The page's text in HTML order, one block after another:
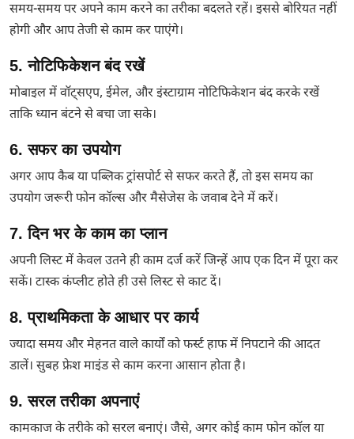
समय-समय पर अपने काम करने का तरीका बदलते रहें। इससे बोरियत नहीं
होगी और आप तेजी से काम कर पाएंगे।
5. नोटिफिकेशन बंद रखें
मोबाइल में वॉट्सएप, ईमेल, और इंस्टाग्राम नोटिफिकेशन बंद करके रखें
ताकि ध्यान बंटने से बचा जा सके।
6. सफर का उपयोग
अगर आप कैब या पब्लिक ट्रांसपोर्ट से सफर करते हैं, तो इस समय का
उपयोग जरूरी फोन कॉल्स और मैसेजेस के जवाब देने में करें।
7. दिन भर के काम का प्लान
अपनी लिस्ट में केवल उतने ही काम दर्ज करें जिन्हें आप एक दिन में पूरा कर
सकें। टास्क कंप्लीट होते ही उसे लिस्ट से काट दें।
8. प्राथमिकता के आधार पर कार्य
ज्यादा समय और मेहनत वाले कार्यों को फर्स्ट हाफ में निपटाने की आदत
डालें। सुबह फ्रेश माइंड से काम करना आसान होता है।
9. सरल तरीका अपनाएं
कामकाज के तरीके को सरल बनाएं। जैसे, अगर कोई काम फोन कॉल या